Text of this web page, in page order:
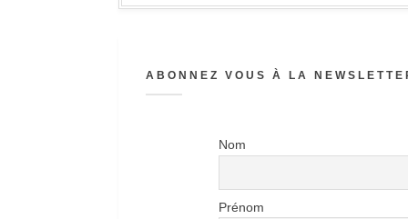
ABONNEZ VOUS À LA
Nom
Prénom